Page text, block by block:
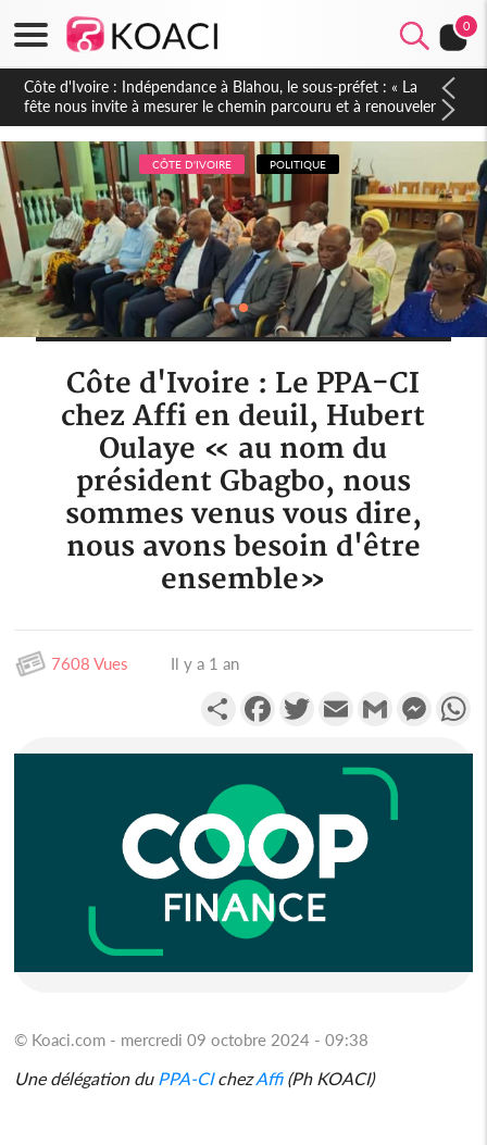
0
Côte d'Ivoire : Indépendance à Blahou, le sous-préfet : « La
fête nous invite à mesurer le chemin parcouru et à renouveler
notre engagement collectif en faveur du développement »
CÔTE D'IVOIRE POLITIQUE
Côte d'Ivoire : Le PPA-CI
chez Affi en deuil, Hubert
Oulaye « au nom du
président Gbagbo, nous
sommes venus vous dire,
nous avons besoin d'être
ensemble»
7608 Vues Il y a 1 an
PartagerFacebookTwitterEmail Gmail
© Koaci.com - mercredi 09 octobre 2024 - 09:38
Une délégation du PPA-CIchezAffi(Ph KOACI)